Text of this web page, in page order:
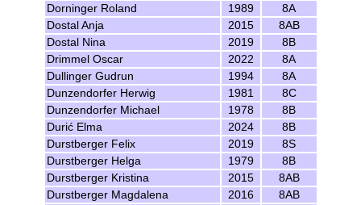
Dorninger Roland
1989
8A
Dostal Anja
2015
8AB
Dostal Nina
2019
8B
Drimmel Oscar
2022
8A
Dullinger Gudrun
1994
8A
Dunzendorfer Herwig
1981
8C
Dunzendorfer Michael
1978
8B
Durić Elma
2024
8B
Durstberger Felix
2019
8S
Durstberger Helga
1979
8B
Durstberger Kristina
2015
8AB
Durstberger Magdalena
2016
8AB